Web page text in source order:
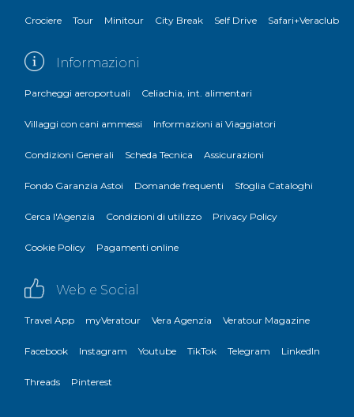
Crociere Tour Minitour City Break Self Drive Safari+Veraclub
Informazioni
Parcheggi aeroportuali Celiachia, int. alimentari
Villaggi con cani ammessi Informazioni ai Viaggiatori
Condizioni Generali Scheda Tecnica Assicurazioni
Fondo Garanzia Astoi Domande frequenti Sfoglia Cataloghi
Cerca l'Agenzia Condizioni di utilizzo Privacy Policy
Cookie Policy Pagamenti online
Web e Social
Travel App myVeratour Vera Agenzia Veratour Magazine
Facebook Instagram Youtube TikTok Telegram LinkedIn
Threads Pinterest